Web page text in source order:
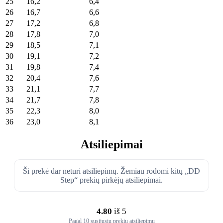
26
16,7
6,6
27
17,2
6,8
28
17,8
7,0
29
18,5
7,1
30
19,1
7,2
31
19,8
7,4
32
20,4
7,6
33
21,1
7,7
34
21,7
7,8
35
22,3
8,0
36
23,0 8,1
Atsiliepimai
Ši prekė dar neturi atsiliepimų. Žemiau rodomi kitų „DD
Step“ prekių pirkėjų atsiliepimai.
4.80 iš 5
Pagal 10 susijusių prekių atsiliepimų